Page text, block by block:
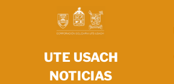
UTE USACH
NOTICIAS